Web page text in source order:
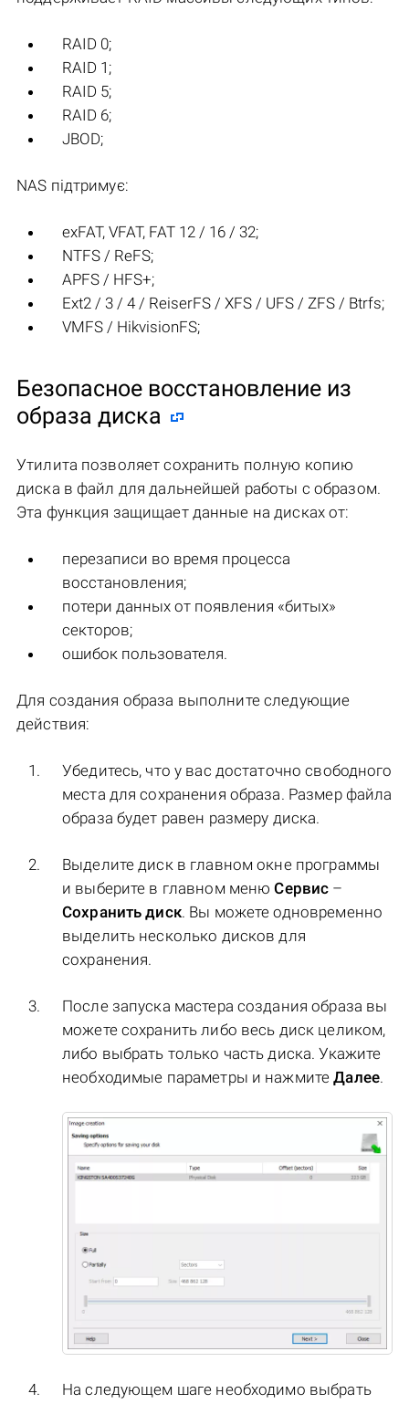
RAID 0;
RAID 1;
RAID 5;
RAID 6;
JBOD;
NAS підтримує:
exFAT, VFAT, FAT 12 / 16 / 32;
NTFS / ReFS;
APFS / HFS+;
Ext2 / 3 / 4 / ReiserFS / XFS / UFS / ZFS / Btrfs;
VMFS / HikvisionFS;
Безопасное восстановление из
образа диска
Утилита позволяет сохранить полную копию
диска в файл для дальнейшей работы с образом.
Эта функция защищает данные на дисках от:
перезаписи во время процесса
восстановления;
потери данных от появления «битых»
секторов;
ошибок пользователя.
Для создания образа выполните следующие
действия:
Убедитесь, что у вас достаточно свободного
места для сохранения образа. Размер файла
образа будет равен размеру диска.
Выделите диск в главном окне программы
и выберите в главном менюСервис –
Сохранить диск. Вы можете одновременно
выделить несколько дисков для
сохранения.
После запуска мастера создания образа вы
можете сохранить либо весь диск целиком,
либо выбрать только часть диска. Укажите
необходимые параметры и нажмитеДалее.
На следующем шаге необходимо выбрать